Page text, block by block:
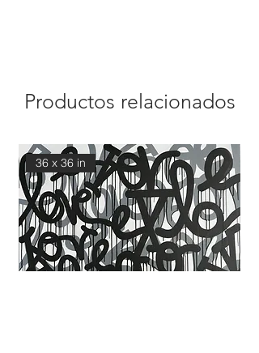
Productos relacionados
36 x 36 in